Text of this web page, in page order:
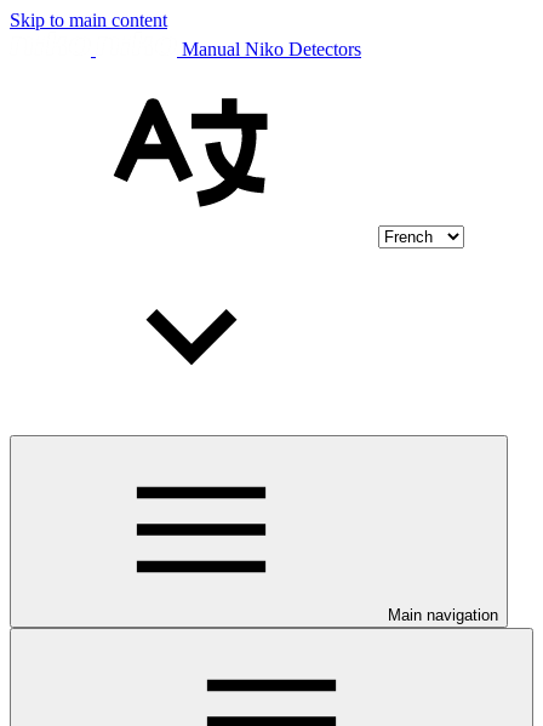
Skip to main content
Manual Niko Detectors
Main navigation